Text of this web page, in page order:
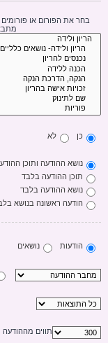
בחר את הפורום או
כן
לא
נושא ההודעה ותוכן
תוכן ההודעה בלבד
נושא ההודעה בלבד
הודעה ראשונה בנושא
הודעות
נושאים
תווים מההודעה